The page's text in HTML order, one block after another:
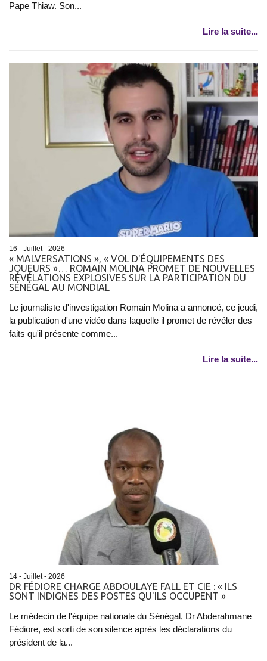
Pape Thiaw. Son...
Lire la suite...
16 - Juillet - 2026
« MALVERSATIONS », « VOL D'ÉQUIPEMENTS DES
JOUEURS »… ROMAIN MOLINA PROMET DE NOUVELLES
RÉVÉLATIONS EXPLOSIVES SUR LA PARTICIPATION DU
SÉNÉGAL AU MONDIAL
Le journaliste d'investigation Romain Molina a annoncé, ce jeudi,
la publication d'une vidéo dans laquelle il promet de révéler des
faits qu'il présente comme...
Lire la suite...
14 - Juillet - 2026
DR FÉDIORE CHARGE ABDOULAYE FALL ET CIE : « ILS
SONT INDIGNES DES POSTES QU'ILS OCCUPENT »
Le médecin de l'équipe nationale du Sénégal, Dr Abderahmane
Fédiore, est sorti de son silence après les déclarations du
président de la...